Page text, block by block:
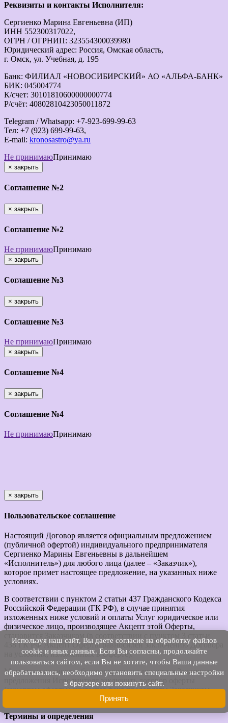
Используя наш cайт, Вы даете согласие на обработку файлов
cookie и иных данных. Если Вы согласны, продолжайте
пользоваться сайтом, если Вы не хотите, чтобы Ваши данные
обрабатывались, необходимо установить специальные настройки
в браузере или покинуть сайт.
Принять
Реквизиты и контакты Исполнителя:
Сергиенко Марина Евгеньевна (ИП)
ИНН 552300317022,
ОГРН / ОГРНИП: 323554300039980
Юридический адрес: Россия, Омская область,
г. Омск, ул. Учебная, д. 195
Банк: ФИЛИАЛ «НОВОСИБИРСКИЙ» АО «АЛЬФА-БАНК»
БИК: 045004774
К/счет: 30101810600000000774
Р/счёт: 40802810423050011872
Telegram / Whatsapp: +7-923-699-99-63
Тел: +7 (923) 699-99-63,
E-mail: kronosastro@ya.ru
Не принимаюПринимаю
× закрыть
Соглашение №2
× закрыть
Соглашение №2
Не принимаюПринимаю
× закрыть
Соглашение №3
× закрыть
Соглашение №3
Не принимаюПринимаю
× закрыть
Соглашение №4
× закрыть
Соглашение №4
Не принимаюПринимаю
× закрыть
Пользовательское соглашение
Настоящий Договор является официальным предложением
(публичной офертой) индивидуального предпринимателя
Сергиенко Марины Евгеньевны в дальнейшем
«Исполнитель») для любого лица (далее – «Заказчик»),
которое примет настоящее предложение, на указанных ниже
условиях.
В соответствии с пунктом 2 статьи 437 Гражданского Кодекса
Российской Федерации (ГК РФ), в случае принятия
изложенных ниже условий и оплаты Услуг юридическое или
физическое лицо, производящее Акцепт этой Оферты,
438 ГК РФ Акцепт Оферты равносилен заключению Договора
на условиях, изложенных в Оферте).
Моментом полного и безоговорочного принятия Заказчиком
предложения Исполнителя заключить договор оферты
(акцептом оферты) считается факт предоплаты Заказчиком
Термины и определения